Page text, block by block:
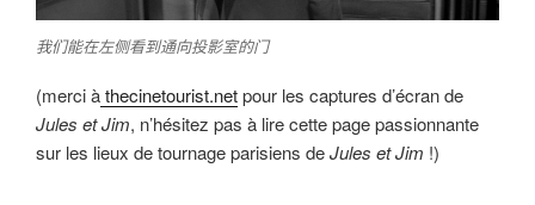
我们能在左侧看到通向投影室的门
(merci àthecinetourist.netpour les captures d’écran de
Jules et Jim, n’hésitez pas à lire cette page passionnante
sur les lieux de tournage parisiens deJules et Jim !)